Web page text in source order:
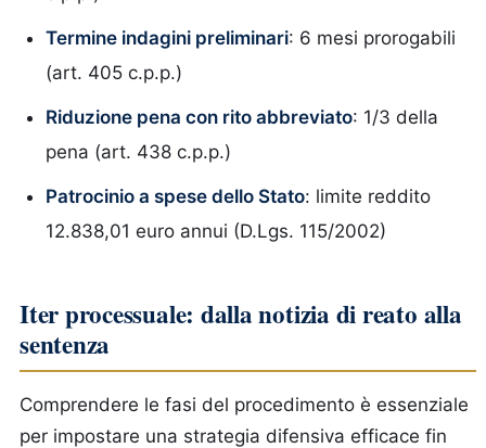
Termine indagini preliminari: 6 mesi prorogabili
(art. 405 c.p.p.)
Riduzione pena con rito abbreviato: 1/3 della
pena (art. 438 c.p.p.)
Patrocinio a spese dello Stato: limite reddito
12.838,01 euro annui (D.Lgs. 115/2002)
Iter processuale: dalla notizia di reato alla
sentenza
Comprendere le fasi del procedimento è essenziale
per impostare una strategia difensiva efficace fin